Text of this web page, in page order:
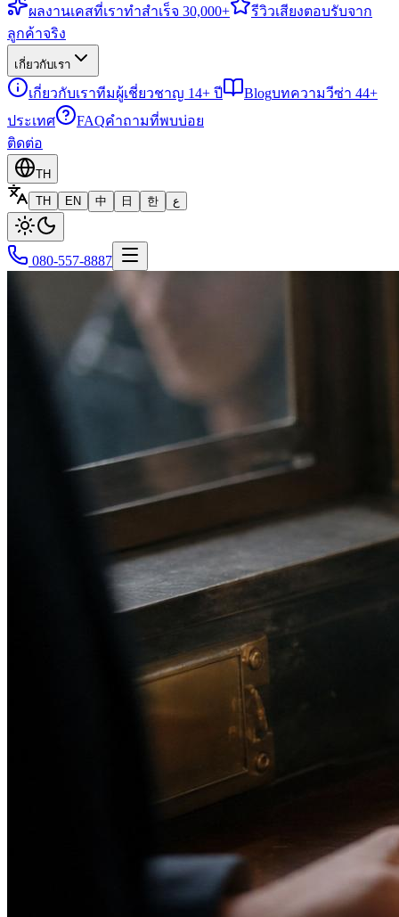
ผลงานเคสที่เราทำสำเร็จ 30,000+ รีวิวเสียงตอบรับจาก
ลูกค้าจริง
เกี่ยวกับเรา
เกี่ยวกับเราทีมผู้เชี่ยวชาญ 14+ ปี Blogบทความวีซ่า 44+
ประเทศ
FAQคำถามที่พบบ่อย
ติดต่อ
TH
TH
EN 中 日 한 ع
080-557-8887